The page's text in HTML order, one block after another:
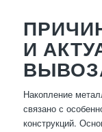
И
Накопление
связано с
конструкций.